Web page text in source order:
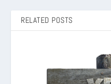
RELATED POSTS